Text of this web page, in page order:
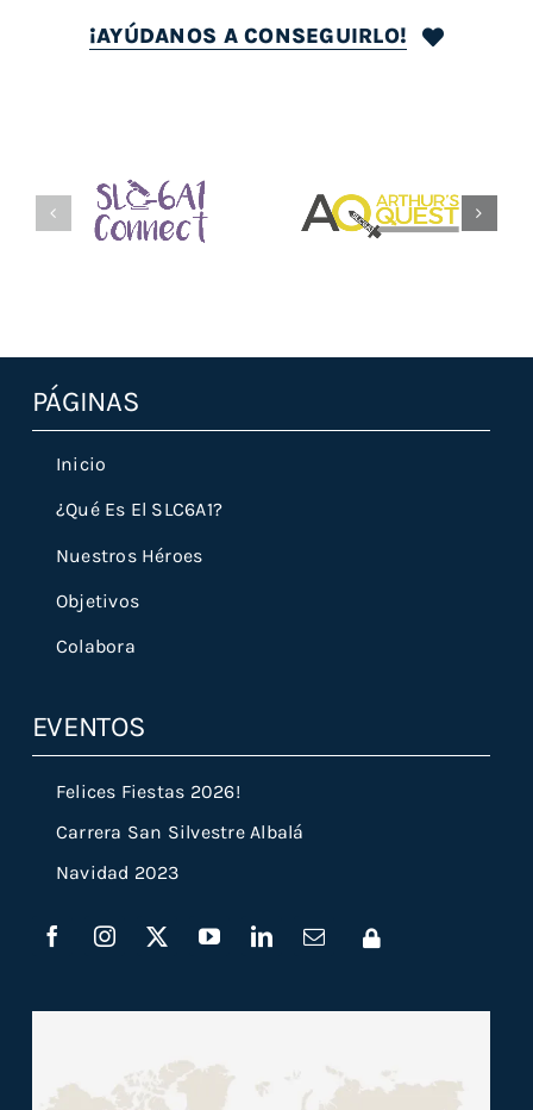
¡AYÚDANOS A CONSEGUIRLO!
PÁGINAS
Inicio
¿Qué Es El SLC6A1?
Nuestros Héroes
Objetivos
Colabora
EVENTOS
Felices Fiestas 2026!
Carrera San Silvestre Albalá
Navidad 2023